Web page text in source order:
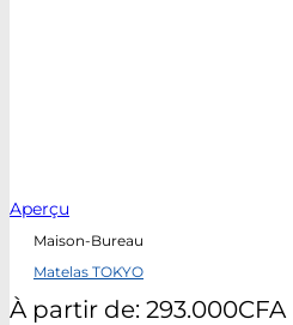
Aperçu
Maison-Bureau
Matelas TOKYO
À partir de: 293.000CFA